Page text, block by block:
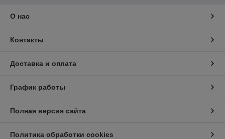
О нас
Контакты
Доставка и оплата
График работы
Полная версия сайта
Политика обработки cookies